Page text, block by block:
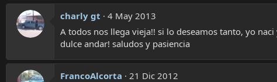
charly gt
4 May 2013
A todos nos llega vieja!! si lo deseamos tanto, yo
dulce andar! saludos y pasiencia
FrancoAlcorta
21 Dic 2012